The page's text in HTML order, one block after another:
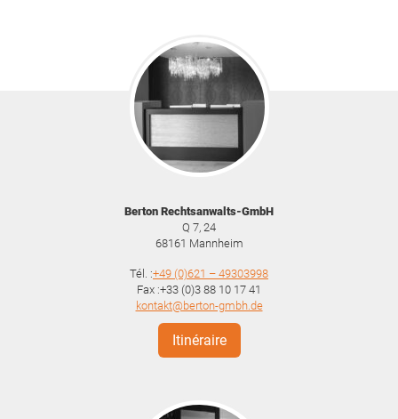
Berton Rechtsanwalts-GmbH
Q 7, 24
68161 Mannheim
Tél. :+49 (0)621 – 49303998
Fax :+33 (0)3 88 10 17 41
kontakt@berton-gmbh.de
Itinéraire